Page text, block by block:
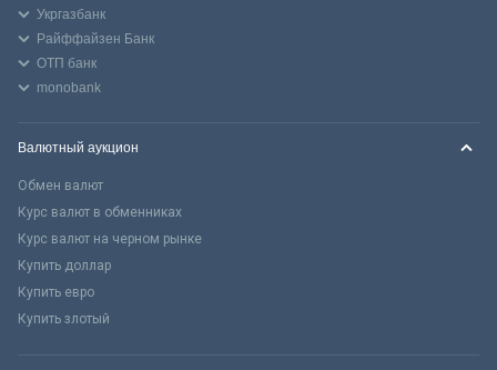
Укргазбанк
Райффайзен Банк
ОТП банк
monobank
Валютный аукцион
Обмен валют
Курс валют в обменниках
Курс валют на черном рынке
Купить доллар
Купить евро
Купить злотый